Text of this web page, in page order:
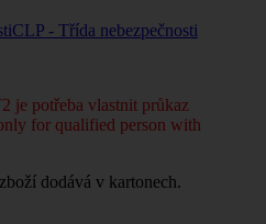
CLP - Třída nebezpečnosti
je potřeba vlastnit průkaz
for qualified person with
dodává v kartonech.